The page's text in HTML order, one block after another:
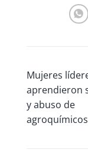
Mujeres
aprendieron
y abuso de
agroquímicos